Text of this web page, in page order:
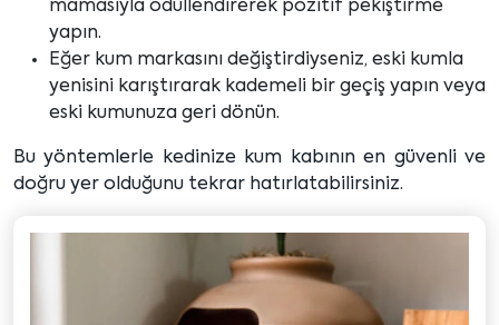
mamasıyla ödüllendirerek pozitif pekiştirme
yapın.
Eğer kum markasını değiştirdiyseniz, eski kumla
yenisini karıştırarak kademeli bir geçiş yapın veya
eski kumunuza geri dönün.
Bu yöntemlerle kedinize kum kabının en güvenli ve
doğru yer olduğunu tekrar hatırlatabilirsiniz.